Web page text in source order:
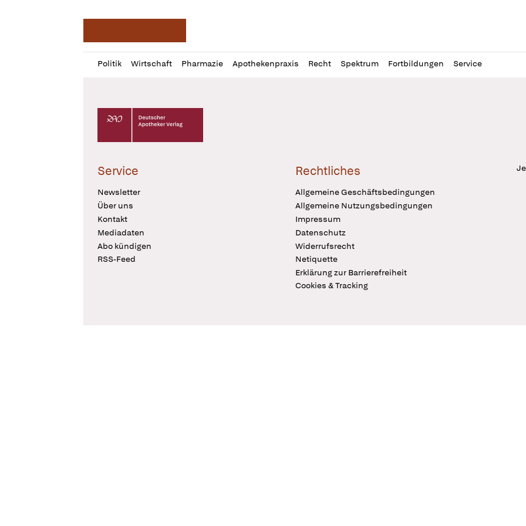
Politik Wirtschaft Pharmazie Apothekenpraxis Recht Spektrum Fortbildungen Service
Profil
öffnen
Daz
Pur
Deutscher Apotheker Verlag Logo
Service
Newsletter
Über uns
Kontakt
Mediadaten
Abo kündigen
RSS-Feed
Rechtliches
Allgemeine Geschäftsbedingungen
Allgemeine Nutzungsbedingungen
Impressum
Datenschutz
Widerrufsrecht
Netiquette
Erklärung zur Barrierefreiheit
Cookies & Tracking